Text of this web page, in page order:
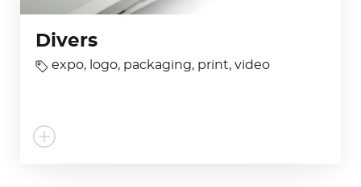
Divers
expo, logo, packaging, print,video